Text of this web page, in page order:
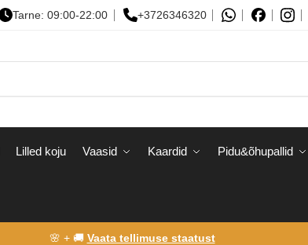
Tarne: 09:00-22:00 +3726346320
Lilled koju Vaasid Kaardid Pidu&õhupallid
🌸 + 🚚 Vaata tellimuse staatust